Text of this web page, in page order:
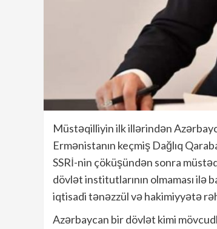
Müstəqilliyin ilk illərindən
Ermənistanın keçmiş Dağlıq
SSRİ-nin çöküşündən sonra
dövlət institutlarının olmaması ilə
iqtisadi tənəzzül və hakimiyyətə
Azərbaycan bir dövlət kimi